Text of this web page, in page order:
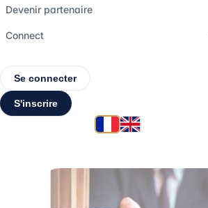
Devenir partenaire
Connect
Se connecter
S'inscrire
financières et
pourquoi leur
rémunération
si élevée ?
20 mai 2025•